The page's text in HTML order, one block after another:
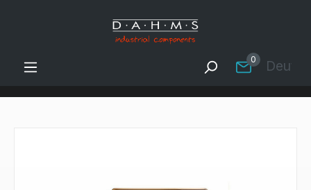
Zum Hauptinhalt springen
0